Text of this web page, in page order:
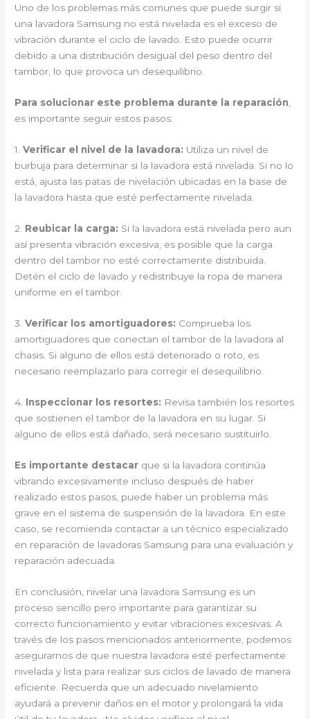
Uno de los problemas más comunes que puede surgir si
una lavadora Samsung no está nivelada es el exceso de
vibración durante el ciclo de lavado. Esto puede ocurrir
debido a una distribución desigual del peso dentro del
tambor, lo que provoca un desequilibrio.
Para solucionar este problema durante la reparación,
es importante seguir estos pasos:
1.Verificar el nivel de la lavadora: Utiliza un nivel de
burbuja para determinar si la lavadora está nivelada. Si no lo
está, ajusta las patas de nivelación ubicadas en la base de
la lavadora hasta que esté perfectamente nivelada.
2. Reubicar la carga: Si la lavadora está nivelada pero aun
así presenta vibración excesiva, es posible que la carga
dentro del tambor no esté correctamente distribuida.
Detén el ciclo de lavado y redistribuye la ropa de manera
uniforme en el tambor.
3.Verificar los amortiguadores: Comprueba los
amortiguadores que conectan el tambor de la lavadora al
chasis. Si alguno de ellos está deteriorado o roto, es
necesario reemplazarlo para corregir el desequilibrio.
4. Inspeccionar los resortes: Revisa también los resortes
que sostienen el tambor de la lavadora en su lugar. Si
alguno de ellos está dañado, será necesario sustituirlo.
Es importante destacar que si la lavadora continúa
vibrando excesivamente incluso después de haber
realizado estos pasos, puede haber un problema más
grave en el sistema de suspensión de la lavadora. En este
caso, se recomienda contactar a un técnico especializado
en reparación de lavadoras Samsung para una evaluación y
reparación adecuada.
En conclusión, nivelar una lavadora Samsung es un
proceso sencillo pero importante para garantizar su
correcto funcionamiento y evitar vibraciones excesivas. A
través de los pasos mencionados anteriormente, podemos
asegurarnos de que nuestra lavadora esté perfectamente
nivelada y lista para realizar sus ciclos de lavado de manera
eficiente. Recuerda que un adecuado nivelamiento
ayudará a prevenir daños en el motor y prolongará la vida